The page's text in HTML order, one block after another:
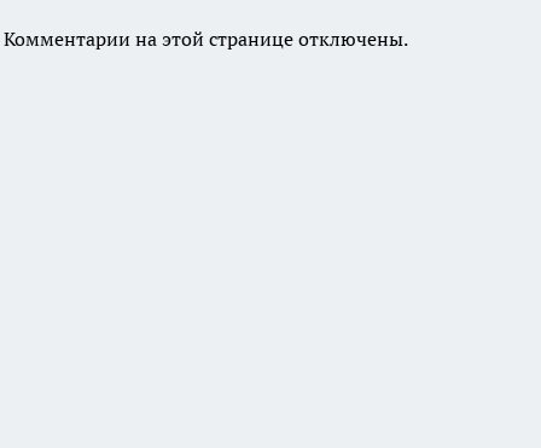
Комментарии на этой странице отключены.